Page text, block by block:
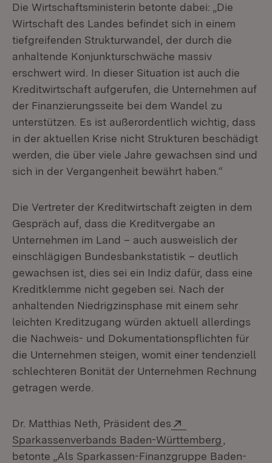
Die Wirtschaftsministerin betonte dabei: „Die
Wirtschaft des Landes befindet sich in einem
tiefgreifenden Strukturwandel, der durch die
anhaltende Konjunkturschwäche massiv
erschwert wird. In dieser Situation ist auch die
Kreditwirtschaft aufgerufen, die Unternehmen auf
der Finanzierungsseite bei dem Wandel zu
unterstützen. Es ist außerordentlich wichtig, dass
in der aktuellen Krise nicht Strukturen beschädigt
werden, die über viele Jahre gewachsen sind und
sich in der Vergangenheit bewährt haben.“
Die Vertreter der Kreditwirtschaft zeigten in dem
Gespräch auf, dass die Kreditvergabe an
Unternehmen im Land – auch ausweislich der
einschlägigen Bundesbankstatistik – deutlich
gewachsen ist, dies sei ein Indiz dafür, dass eine
Kreditklemme nicht gegeben sei. Nach der
anhaltenden Niedrigzinsphase mit einem sehr
leichten Kreditzugang würden aktuell allerdings
die Nachweis- und Dokumentationspflichten für
die Unternehmen steigen, womit einer tendenziell
schlechteren Bonität der Unternehmen Rechnung
getragen werde.
Dr. Matthias Neth, Präsident des
Sparkassenverbands Baden-Württemberg
betonte „Als Sparkassen-Finanzgruppe Baden-